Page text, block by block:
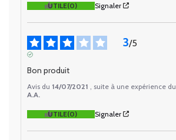
UTILE(0) Signaler
3/5
Bon produit
Avis du 14/07/2021 , suite à une expérience du
A.A.
UTILE(0) Signaler